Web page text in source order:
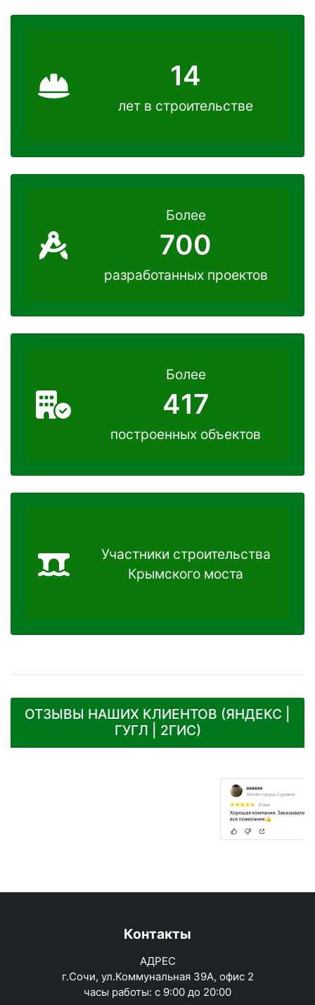
14
лет в строительстве
Более
700
разработанных проектов
Более
417
построенных объектов
Участники строительства
Крымского моста
ОТЗЫВЫ НАШИХ КЛИЕНТОВ (ЯНДЕКС |
ГУГЛ | 2ГИС)
Контакты
АДРЕС
г.Сочи, ул.Коммунальная 39А, офис 2
часы работы: с 9:00 до 20:00